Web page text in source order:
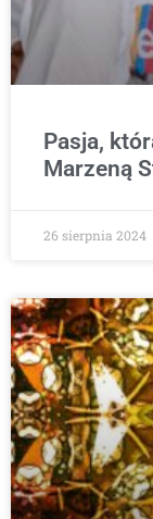
Pasja,
Marzeną
26 sierpnia 2024